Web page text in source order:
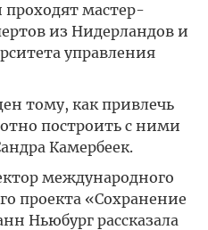
проходят мастер-
из Нидерландов и
управления
тому, как привлечь
построить с ними
Камербеек.
международного
проекта «Сохранение
Ньюбург рассказала